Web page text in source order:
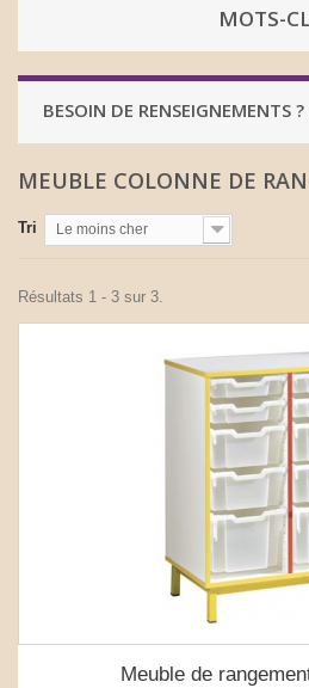
MOTS-
BESOIN DE RENSEIGNEMENTS
MEUBLE COLONNE DE
Tri Le moins cher
Résultats 1 - 3 sur 3.
Meuble de